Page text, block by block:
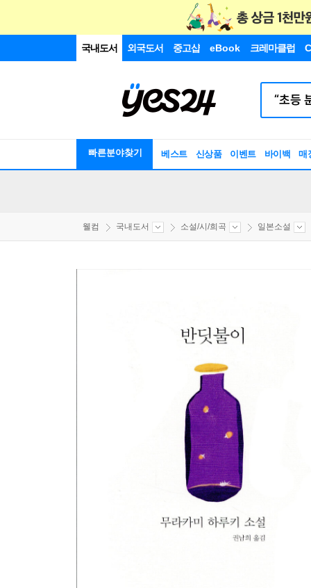
국내도서 외국도서 중고샵 eBook 크레마클럽
빠른분야찾기 베스트 신상품 이벤트 바이백 매
웰컴 국내도서 소설/시/희곡 일본소설